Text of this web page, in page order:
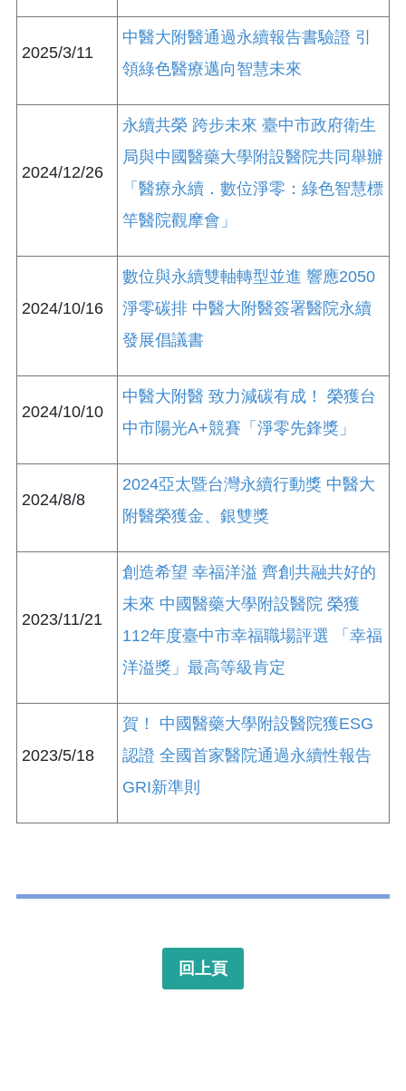
2025/3/11
中醫大附醫通過永續報告書驗證 引
領綠色醫療邁向智慧未來
2024/12/26
永續共榮 跨步未來 臺中市政府衛生
局與中國醫藥大學附設醫院共同舉辦
「醫療永續．數位淨零：綠色智慧標
竿醫院觀摩會」
2024/10/16
數位與永續雙軸轉型並進 響應2050
淨零碳排 中醫大附醫簽署醫院永續
發展倡議書
2024/10/10
中醫大附醫 致力減碳有成！ 榮獲台
中市陽光A+競賽「淨零先鋒獎」
2024/8/8
2024亞太暨台灣永續行動獎 中醫大
附醫榮獲金、銀雙獎
2023/11/21
創造希望 幸福洋溢 齊創共融共好的
未來 中國醫藥大學附設醫院 榮獲
112年度臺中市幸福職場評選 「幸福
洋溢獎」最高等級肯定
2023/5/18
賀！ 中國醫藥大學附設醫院獲ESG
認證 全國首家醫院通過永續性報告
GRI新準則
回上頁